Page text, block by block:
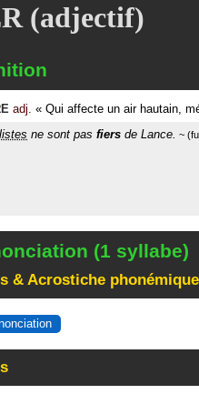
(adjectif)
adj. « Qui affecte un air hautain,
ne sont pas fiers de Lance.
(1 syllabe)
& Acrostiche phonémique